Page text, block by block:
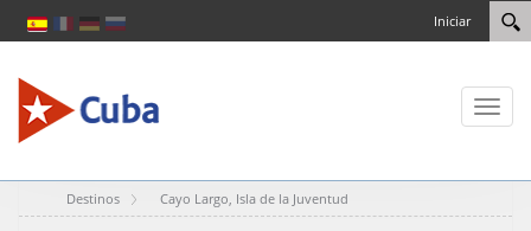
Iniciar
Toggle
Destinos Cayo Largo, Isla de la Juventud